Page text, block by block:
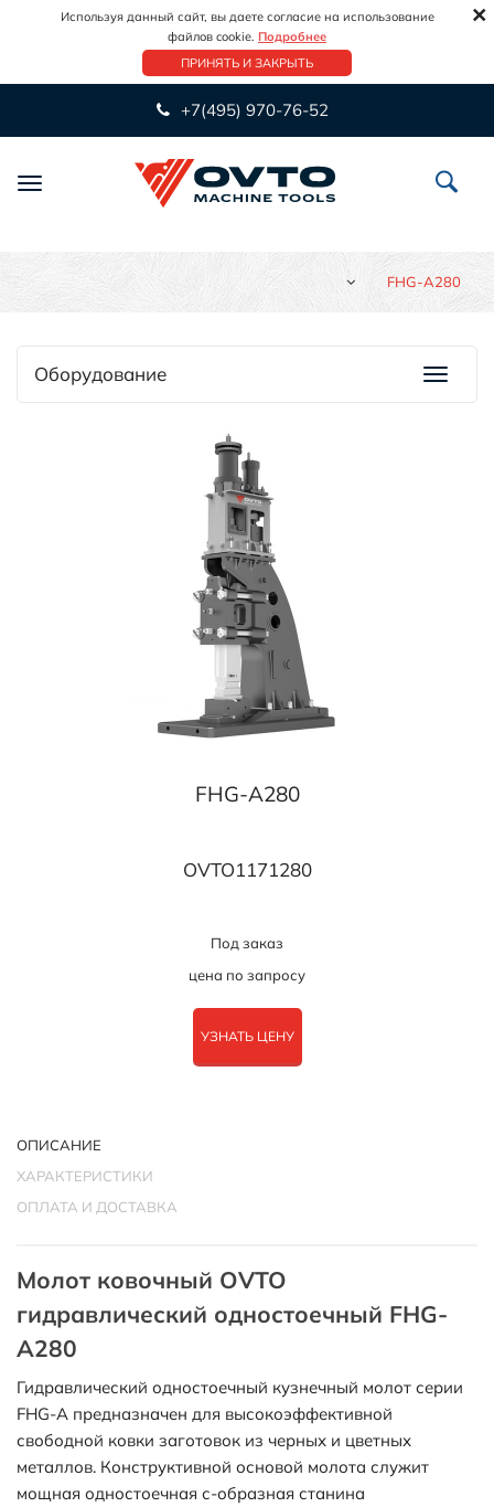
Используя данный сайт, вы даете согласие на использование
файлов cookie. Подробнее
ПРИНЯТЬ И ЗАКРЫТЬ
×
+7(495) 970-76-52
Переключить
FHG-A280
Оборудование
FHG-A280
OVTO1171280
Под заказ
цена по запросу
УЗНАТЬ ЦЕНУ
ОПИСАНИЕ
ХАРАКТЕРИСТИКИ
ОПЛАТА И ДОСТАВКА
Молот ковочный OVTO
гидравлический одностоечный FHG-
A280
Гидравлический одностоечный кузнечный молот серии
FHG-A предназначен для высокоэффективной
свободной ковки заготовок из черных и цветных
металлов. Конструктивной основой молота служит
мощная одностоечная с-образная станина